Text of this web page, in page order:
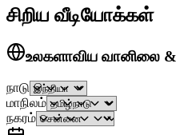
சிறிய வீடியோக்கள்
உலகளாவிய வானிலை
நாடு
மாநிலம்
நகரம்